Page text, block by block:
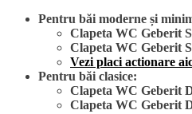
Pentru băi moderne și
Clapeta WC Geberit
Clapeta WC Geberit
Vezi placi actionare
Pentru băi clasice:
Clapeta WC Geberit
Clapeta WC Geberit